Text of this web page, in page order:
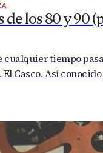
los 80 y 90
tiempo
El Casco. Así